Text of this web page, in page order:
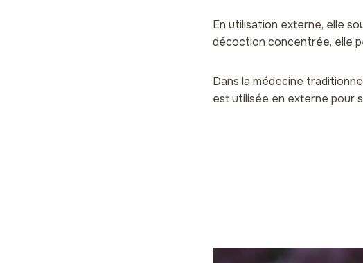
En utilisation externe, elle
décoction concentrée, elle
Dans la médecine
est utilisée en externe pour